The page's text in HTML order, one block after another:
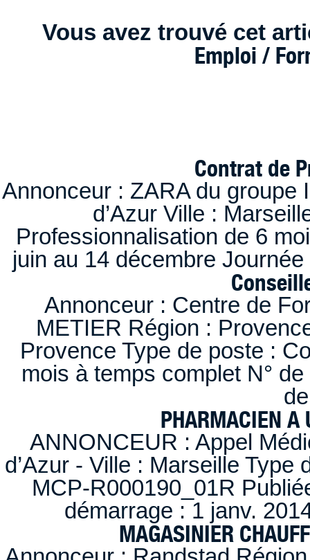
Vous avez trouvé cet
Emploi /
Contrat de
Annonceur : ZARA du
d’Azur Ville :
Professionnalisation de 6
juin au 14 décembre
Annonceur : Centre de
METIER Région :
Provence Type de poste :
mois à temps complet N°
PHARMACIEN A
ANNONCEUR : Appel
d’Azur - Ville : Marseille
MCP-R000190_01R
démarrage : 1 janv.
MAGASINIER